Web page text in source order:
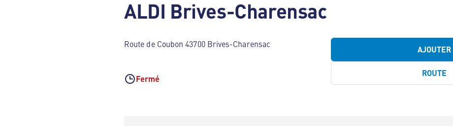
ALDI Brives-Charensac
Route de Coubon 43700 Brives-Charensac
Fermé
AJOUTER
ROUTE